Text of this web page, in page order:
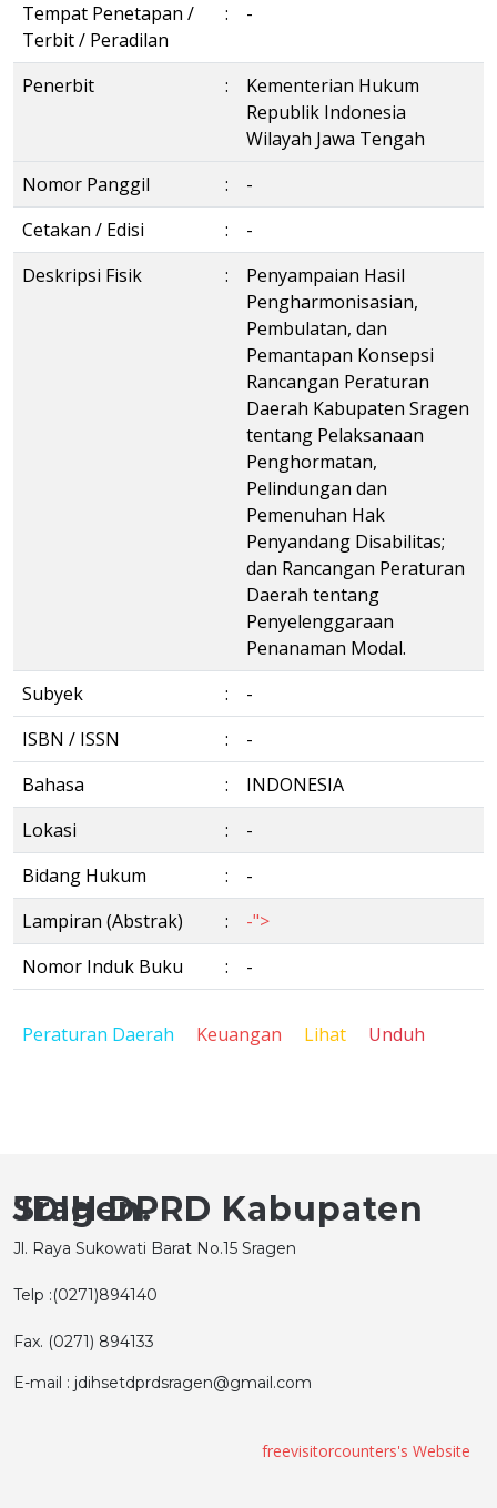
Tempat Penetapan /
Terbit / Peradilan
: -
Penerbit :
Kementerian Hukum
Republik Indonesia
Wilayah Jawa Tengah
Nomor Panggil
:
-
Cetakan / Edisi
:
-
Deskripsi Fisik
:
Penyampaian Hasil
Pengharmonisasian,
Pembulatan, dan
Pemantapan Konsepsi
Rancangan Peraturan
Daerah Kabupaten Sragen
tentang Pelaksanaan
Penghormatan,
Pelindungan dan
Pemenuhan Hak
Penyandang Disabilitas;
dan Rancangan Peraturan
Daerah tentang
Penyelenggaraan
Penanaman Modal.
Subyek
:
-
ISBN / ISSN
:
-
Bahasa
:
INDONESIA
Lokasi
:
-
Bidang Hukum
:
-
Lampiran (Abstrak)
:
-">
Nomor Induk Buku
: -
Peraturan Daerah Keuangan Lihat Unduh
JDIH DPRD Kabupaten Sragen.
Jl. Raya Sukowati Barat No.15 Sragen
Telp :(0271)894140
Fax. (0271) 894133
E-mail : jdihsetdprdsragen@gmail.com
freevisitorcounters's Website